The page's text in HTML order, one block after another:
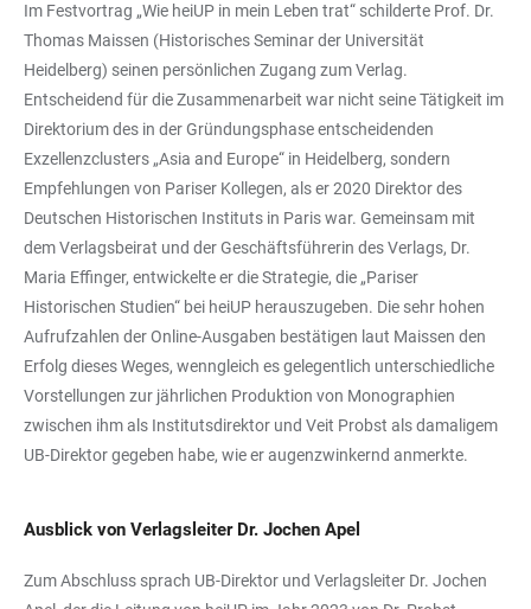
Im Festvortrag „Wie heiUP in mein Leben trat“ schilderte Prof. Dr.
Thomas Maissen (Historisches Seminar der Universität
Heidelberg) seinen persönlichen Zugang zum Verlag.
Entscheidend für die Zusammenarbeit war nicht seine Tätigkeit im
Direktorium des in der Gründungsphase entscheidenden
Exzellenzclusters „Asia and Europe“ in Heidelberg, sondern
Empfehlungen von Pariser Kollegen, als er 2020 Direktor des
Deutschen Historischen Instituts in Paris war. Gemeinsam mit
dem Verlagsbeirat und der Geschäftsführerin des Verlags, Dr.
Maria Effinger, entwickelte er die Strategie, die „Pariser
Historischen Studien“ bei heiUP herauszugeben. Die sehr hohen
Aufrufzahlen der Online-Ausgaben bestätigen laut Maissen den
Erfolg dieses Weges, wenngleich es gelegentlich unterschiedliche
Vorstellungen zur jährlichen Produktion von Monographien
zwischen ihm als Institutsdirektor und Veit Probst als damaligem
UB-Direktor gegeben habe, wie er augenzwinkernd anmerkte.
Ausblick von Verlagsleiter Dr. Jochen Apel
Zum Abschluss sprach UB-Direktor und Verlagsleiter Dr. Jochen